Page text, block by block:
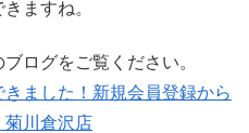
ますね。
ログをご覧ください。
きました！新規会員登録から
菊川倉沢店